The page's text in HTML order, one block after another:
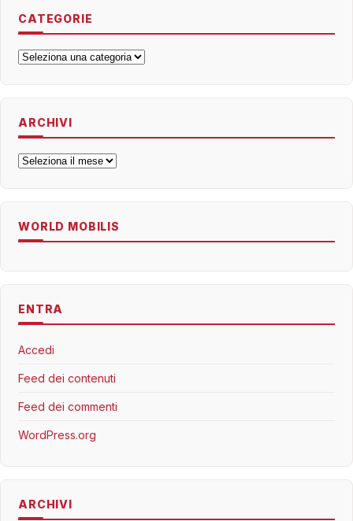
CATEGORIE
Categorie
ARCHIVI
Archivi
WORLD MOBILIS
ENTRA
Accedi
Feed dei contenuti
Feed dei commenti
WordPress.org
ARCHIVI